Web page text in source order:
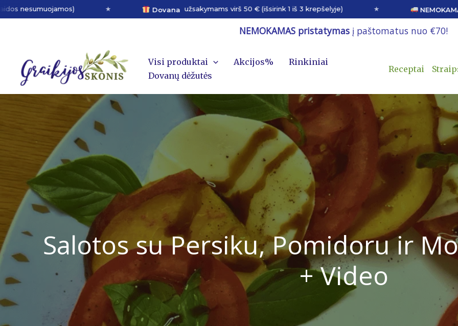
★ užsakymams virš 50 € (išsirink 1 iš 3 krepšelyje) ★ NEMOKAMAS ir
Pereiti
prie
NEMOKAMAS pristatymas į paštomatus nuo €70!
Visi produktai Akcijos%
Rinkiniai
Dovanų dėžutės
Receptai
Salotos su Persiku, Pomidoru ir
+ Video